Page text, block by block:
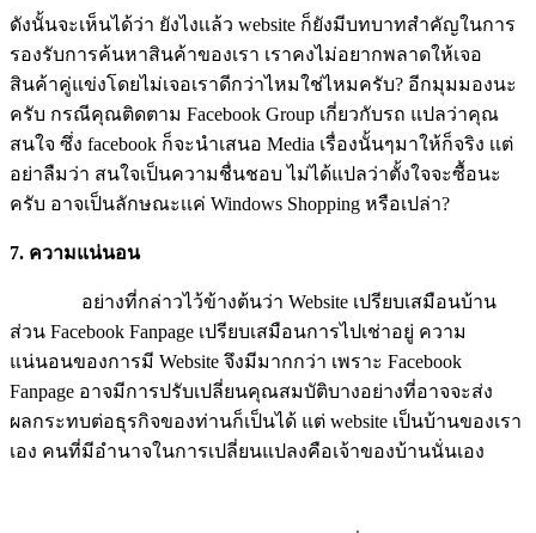
ดังนั้นจะเห็นได้ว่า ยังไงเเล้ว website ก็ยังมีบทบาทสำคัญในการ
รองรับการค้นหาสินค้าของเรา เราคงไม่อยากพลาดให้เจอ
สินค้าคู่แข่งโดยไม่เจอเราดีกว่าไหมใช่ไหมครับ? อีกมุมมองนะ
ครับ กรณีคุณติดตาม Facebook Group เกี่ยวกับรถ แปลว่าคุณ
สนใจ ซึ่ง facebook ก็จะนำเสนอ Media เรื่องนั้นๆมาให้ก็จริง เเต่
อย่าลืมว่า สนใจเป็นความชื่นชอบ ไม่ได้แปลว่าตั้งใจจะซื้อนะ
ครับ อาจเป็นลักษณะเเค่ Windows Shopping หรือเปล่า?
7. ความแน่นอน
อย่างที่กล่าวไว้ข้างต้นว่า Website เปรียบเสมือนบ้าน
ส่วน Facebook Fanpage เปรียบเสมือนการไปเช่าอยู่ ความ
แน่นอนของการมี Website จึงมีมากกว่า เพราะ Facebook
Fanpage อาจมีการปรับเปลี่ยนคุณสมบัติบางอย่างที่อาจจะส่ง
ผลกระทบต่อธุรกิจของท่านก็เป็นได้ แต่ website เป็นบ้านของเรา
เอง คนที่มีอำนาจในการเปลี่ยนแปลงคือเจ้าของบ้านนั่นเอง